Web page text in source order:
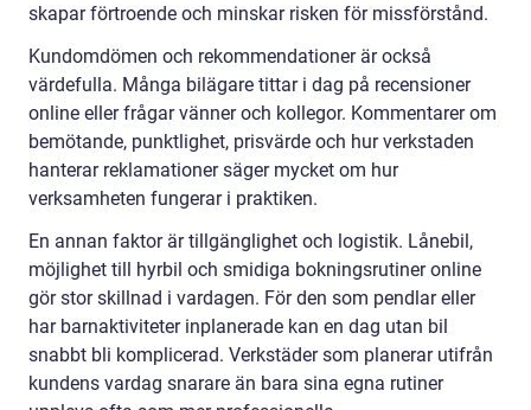
skapar förtroende och minskar risken för missförstånd.
Kundomdömen och rekommendationer är också
värdefulla. Många bilägare tittar i dag på recensioner
online eller frågar vänner och kollegor. Kommentarer om
bemötande, punktlighet, prisvärde och hur verkstaden
hanterar reklamationer säger mycket om hur
verksamheten fungerar i praktiken.
En annan faktor är tillgänglighet och logistik. Lånebil,
möjlighet till hyrbil och smidiga bokningsrutiner online
gör stor skillnad i vardagen. För den som pendlar eller
har barnaktiviteter inplanerade kan en dag utan bil
snabbt bli komplicerad. Verkstäder som planerar utifrån
kundens vardag snarare än bara sina egna rutiner